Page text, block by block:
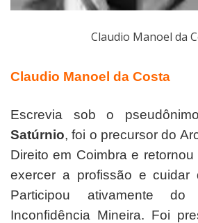
Claudio Manoel da
Claudio Manoel da Costa
Escrevia sob o
Satúrnio, foi o precursor do
Direito em Coimbra e
exercer a profissão e cuidar
Participou ativamente do
Inconfidência Mineira. Foi